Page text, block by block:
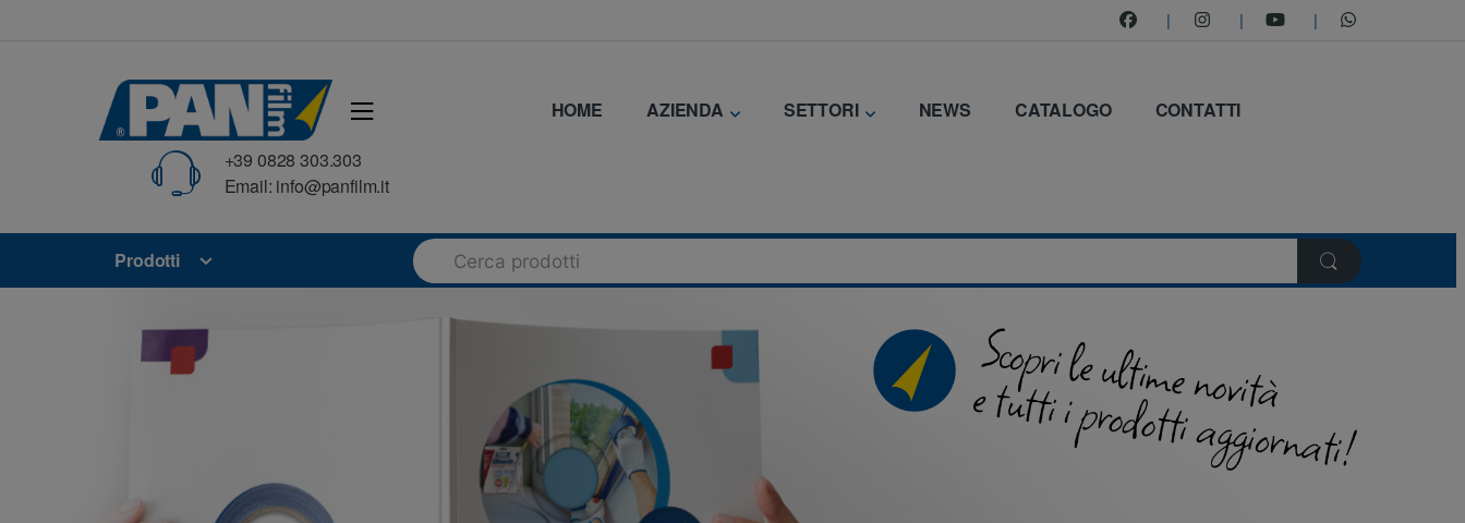
HOME
AZIENDA SETTORI NEWS CATALOGO
CONTATTI
+39 0828 303.303
Email: info@panfilm.it
Prodotti
Search
for: